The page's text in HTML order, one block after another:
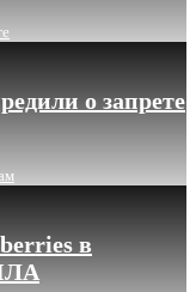
о запрете
в